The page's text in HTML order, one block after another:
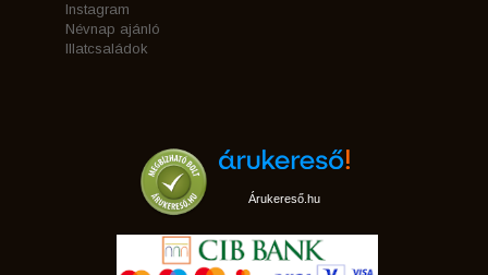
Instagram
Névnap ajánló
Illatcsaládok
Árukereső.hu